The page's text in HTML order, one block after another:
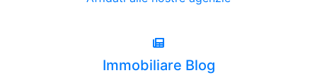
Immobiliare Blog